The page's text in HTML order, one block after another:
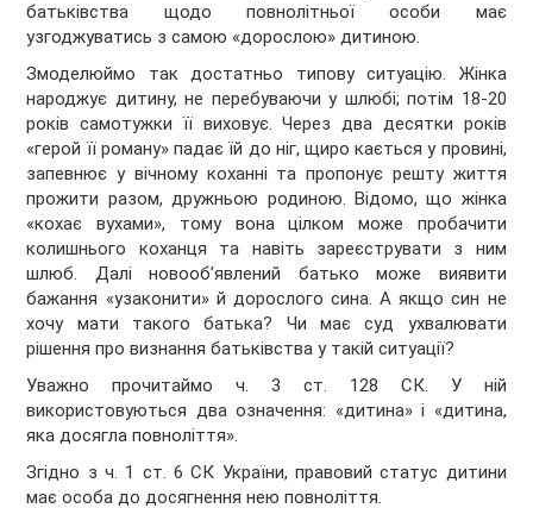
батьківства щодо повнолітньої особи має
узгоджуватись з самою «дорослою» дитиною.
Змоделюймо так достатньо типову ситуацію. Жінка
народжує дитину, не перебуваючи у шлюбі; потім 18-20
років самотужки її виховує. Через два десятки років
«герой її роману» падає їй до ніг, щиро кається у провині,
запевнює у вічному коханні та пропонує решту життя
прожити разом, дружньою родиною. Відомо, що жінка
«кохає вухами», тому вона цілком може пробачити
колишнього коханця та навіть зареєструвати з ним
шлюб. Далі новооб’явлений батько може виявити
бажання «узаконити» й дорослого сина. А якщо син не
хочу мати такого батька? Чи має суд ухвалювати
рішення про визнання батьківства у такій ситуації?
Уважно прочитаймо ч. 3 ст. 128 СК. У ній
використовуються два означення: «дитина» і «дитина,
яка досягла повноліття».
Згідно з ч. 1 ст. 6 СК України, правовий статус дитини
має особа до досягнення нею повноліття.